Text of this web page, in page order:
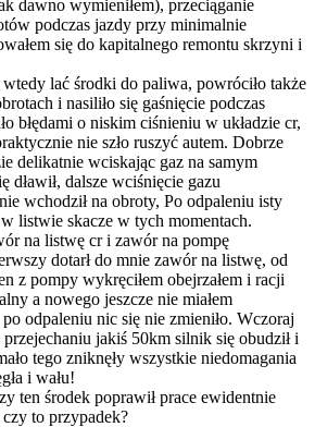
dawno wymieniłem), przeciąganie
podczas jazdy przy minimalnie
się do kapitalnego remontu skrzyni i
wtedy lać środki do paliwa, powróciło także
i nasiliło się gaśnięcie podczas
błędami o niskim ciśnieniu w układzie cr,
nie szło ruszyć autem. Dobrze
delikatnie wciskając gaz na samym
dławił, dalsze wciśnięcie gazu
wchodził na obroty, Po odpaleniu isty
listwie skacze w tych momentach.
na listwę cr i zawór na pompę
dotarł do mnie zawór na listwę, od
z pompy wykręciłem obejrzałem i racji
a nowego jeszcze nie miałem
odpaleniu nic się nie zmieniło. Wczoraj
jakiś 50km silnik się obudził i
tego zniknęły wszystkie niedomagania
i wału!
ten środek poprawił prace ewidentnie
to przypadek?